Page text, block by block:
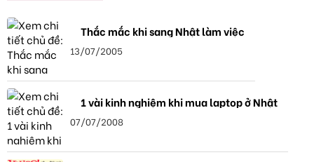
Thắc mắc khi sang Nhật làm việc
13/07/2005
1 vài kinh nghiệm khi mua laptop ở Nhật
07/07/2008